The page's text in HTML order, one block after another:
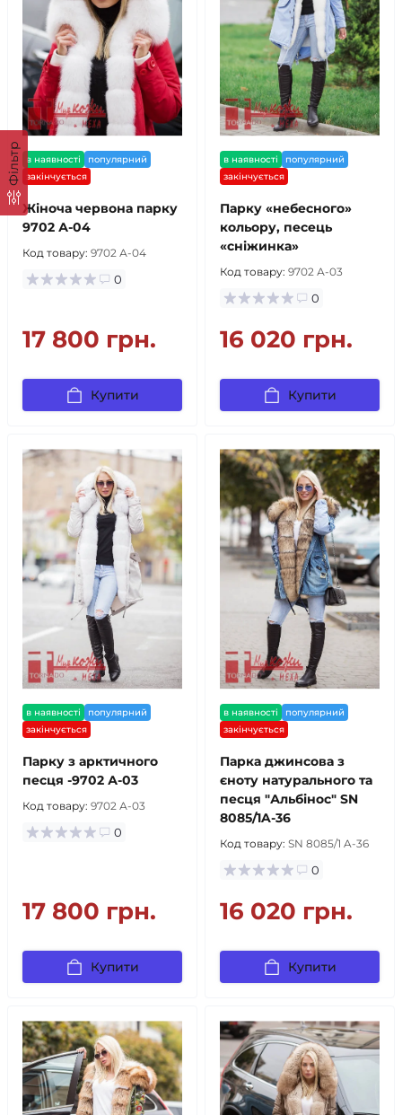
Фільтр в наявності
популярний
закінчується
Жіноча червона парку
9702 А-04
Код товару: 9702 А-04
0
17 800 грн.
Купити
в наявності
популярний
закінчується
Парку «небесного»
кольору, песець
«сніжинка»
Код товару: 9702 А-03
0
16 020 грн.
Купити
в наявності
популярний
закінчується
Парку з арктичного
песця -9702 А-03
Код товару: 9702 А-03
0
17 800 грн.
Купити
в наявності
популярний
закінчується
Парка джинсова з
єноту натурального та
песця "Альбінос" SN
8085/1A-36
Код товару: SN 8085/1 A-36
0
16 020 грн.
Купити